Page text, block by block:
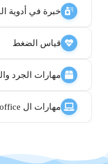
خبرة في أدوية
قياس الضغط
مهارات الجرد
مهارات ال Microsoft office